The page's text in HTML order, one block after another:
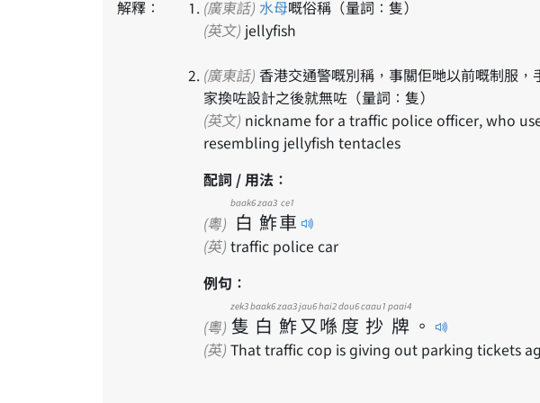
解釋： (廣東話) 水母嘅俗稱（量詞：隻）
(英文) jellyfish
(廣東話)
家換咗設計之後就無咗（量詞：隻）
(英文)
resembling jellyfish tentacles
配詞 / 用法：
(粵) 白
baak6
鮓
zaa3
車
ce1
(英) traffic police car
例句：
(粵) 隻
zek3
白
baak6
鮓
zaa3
又
jau6
喺
hai2
度
dou6
抄
caau1
牌
paai4
。
(英) That traffic cop is giving out parking tickets